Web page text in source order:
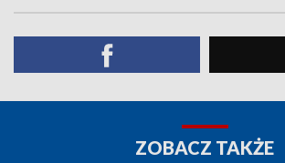
ZOBACZ TAKŻE